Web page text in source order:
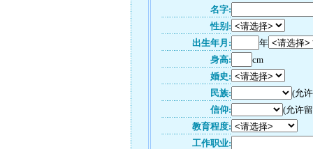
名字:
性别:
出生年月:
年
身高:
cm
婚史:
民族:
(允
信仰:
(允许
教育程度:
工作职业: